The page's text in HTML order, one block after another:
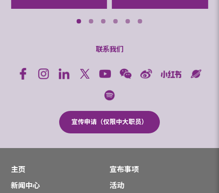
联系我们
宣传申请（仅限中大职员）
主页
宣布事项
新闻中心
活动